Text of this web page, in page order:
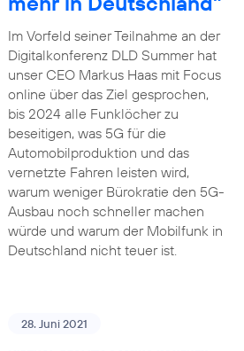
Im Vorfeld seiner Teilnahme an der
Digitalkonferenz DLD Summer hat
unser CEO Markus Haas mit Focus
online über das Ziel gesprochen,
bis 2024 alle Funklöcher zu
beseitigen, was 5G für die
Automobilproduktion und das
vernetzte Fahren leisten wird,
warum weniger Bürokratie den 5G-
Ausbau noch schneller machen
würde und warum der Mobilfunk in
Deutschland nicht teuer ist.
28. Juni 2021